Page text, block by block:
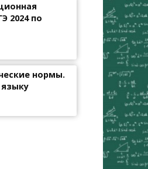
2024 по
нормы.
языку